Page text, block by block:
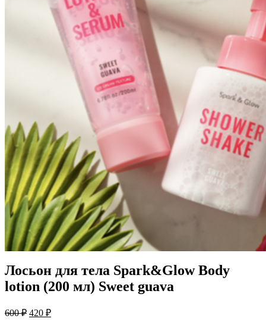
Лосьон для тела Spark&Glow Body
lotion (200 мл) Sweet guava
600₽ Первоначальная
420 ₽Текущая